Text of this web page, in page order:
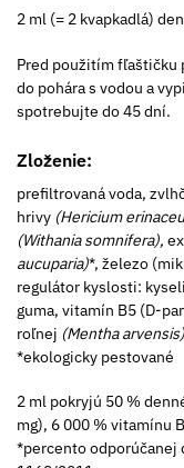
2 ml (= 2 kvapkadlá)
Pred použitím fľaštičku
do pohára s vodou a
spotrebujte do 45 dní.
Zloženie:
prefiltrovaná voda,
hrivy (Hericium
(Withania somnifera),
aucuparia)*, železo
regulátor kyslosti:
guma, vitamín B5 (D-
roľnej (Mentha arvensis)
*ekologicky pestované
2 ml pokryjú 50 %
mg), 6 000 % vitamínu
*percento odporúčanej